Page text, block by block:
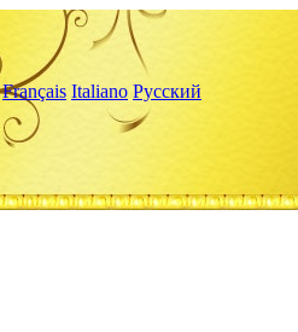
Français Italiano Русский